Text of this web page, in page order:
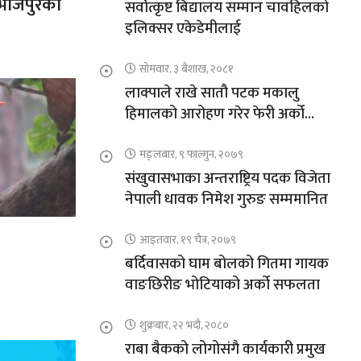
सर्वोत्कृष्ट बिद्यालय सम्मान चावहिलको
इलिक्सर एकेडेमीलाई
सोमवार, ३ बैशाख, २०८१
लाक्पाले राखे सातौ पटक मकालु
हिमालको आरोहण गरेर फेरी अर्को
मङ्लबार, ९ फाल्गुन, २०७९
संखुवासभाका अन्तराष्ट्रिय पदक विजेता
नेपाली धावक निमेश गुरुङ सम्ममानित
आइतवार, १९ चैत्र, २०७९
बर्दिवासको घाम बोलको गितमा गायक
वाङछिरीङ भोटियाको अर्को सफलता
शुक्रबार, २२ भदौ, २०८०
राबा बैकको लोगोसंगै कार्यकारी प्रमुख